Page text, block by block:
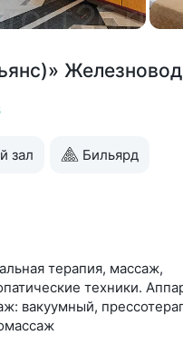
зал Бильярд
терапия, массаж,
техники.
вакуумный,